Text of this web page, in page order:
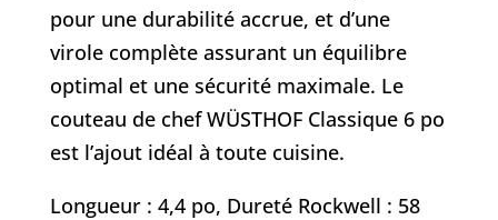
pour une durabilité accrue, et d’une
virole complète assurant un équilibre
optimal et une sécurité maximale. Le
couteau de chef WÜSTHOF Classique 6 po
est l’ajout idéal à toute cuisine.
Longueur : 4,4 po, Dureté Rockwell : 58